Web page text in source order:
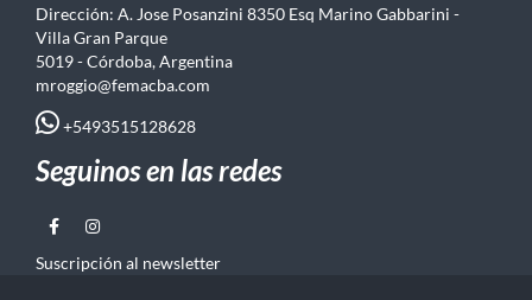
Dirección: A. Jose Posanzini 8350 Esq Marino Gabbarini -
Villa Gran Parque
5019 - Córdoba, Argentina
mroggio@femacba.com
+5493515128628
Seguinos en las redes
Suscripción al newsletter